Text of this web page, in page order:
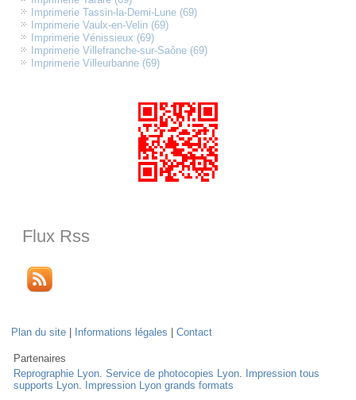
Imprimerie Tassin-la-Demi-Lune (69)
Imprimerie Vaulx-en-Velin (69)
Imprimerie Vénissieux (69)
Imprimerie Villefranche-sur-Saône (69)
Imprimerie Villeurbanne (69)
Flux Rss
Plan du site Informations légales |Contact
Partenaires
Reprographie Lyon.Service de photocopies Lyon.
Impression tous
supports Lyon. Impression Lyon grands formats